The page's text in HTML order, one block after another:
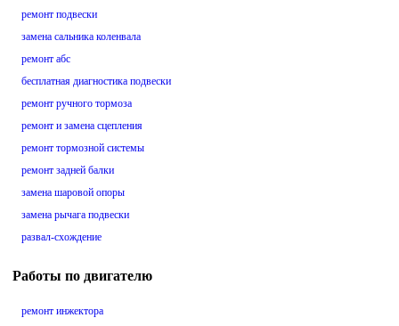
ремонт подвески
замена сальника коленвала
ремонт абс
бесплатная диагностика подвески
ремонт ручного тормоза
ремонт и замена сцепления
ремонт тормозной системы
ремонт задней балки
замена шаровой опоры
замена рычага подвески
развал-схождение
Работы по двигателю
ремонт инжектора